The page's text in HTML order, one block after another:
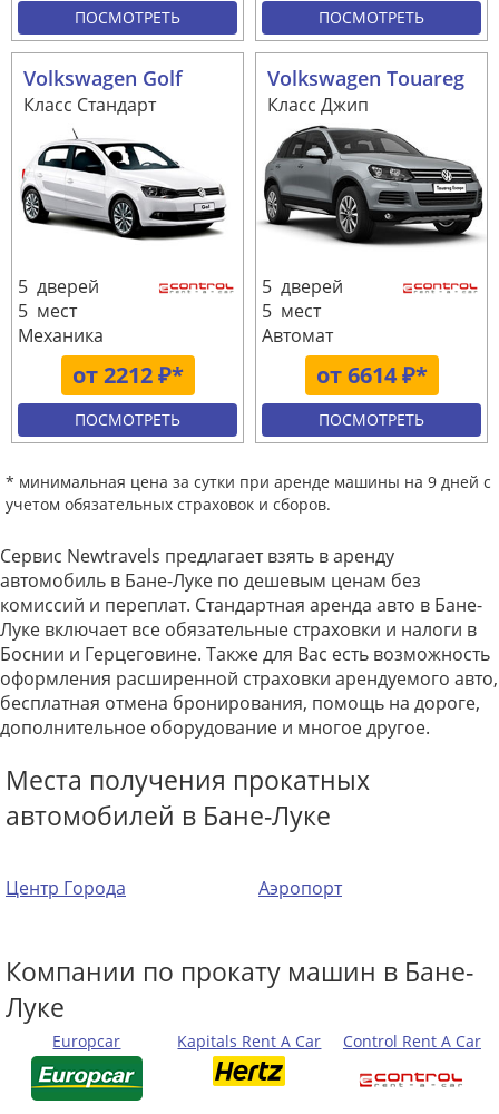
ПОСМОТРЕТЬ ПОСМОТРЕТЬ
Volkswagen Golf
Класс Стандарт
от 2212 ₽*
5 дверей
5 мест
Механика
ПОСМОТРЕТЬ
Volkswagen Touareg
Класс Джип
от 6614 ₽*
5 дверей
5 мест
Автомат
ПОСМОТРЕТЬ
* минимальная цена за сутки при аренде машины на 9 дней с
учетом обязательных страховок и сборов.
Сервис Newtravels предлагает взять в аренду
автомобиль в Бане-Луке по дешевым ценам без
комиссий и переплат. Стандартная аренда авто в Бане-
Луке включает все обязательные страховки и налоги в
Боснии и Герцеговине. Также для Вас есть возможность
оформления расширенной страховки арендуемого авто,
бесплатная отмена бронирования, помощь на дороге,
дополнительное оборудование и многое другое.
Места получения прокатных
автомобилей в Бане-Луке
Центр Города Аэропорт
Компании по прокату машин в Бане-
Луке
Europcar Kapitals Rent A Car Control Rent A Car